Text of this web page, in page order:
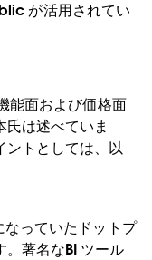
が活用されてい
能面および価格面
は述べていま
ントとしては、以
なっていたドットプ
。著名なBI ツール